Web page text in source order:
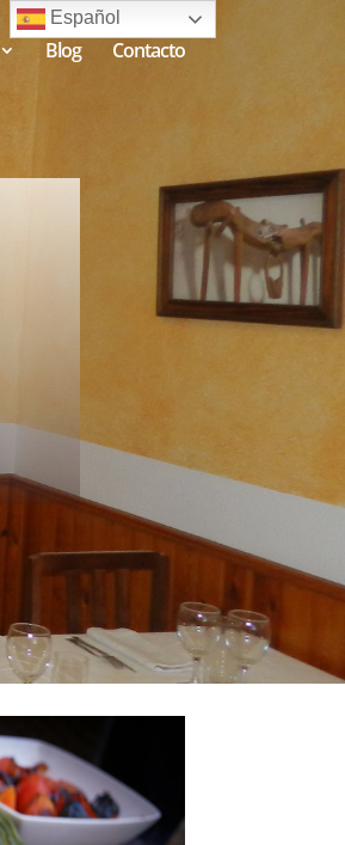
Blog Contacto
Español